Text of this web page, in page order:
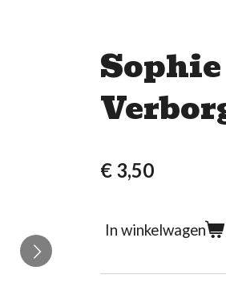
€ 3,50
In winkelwagen